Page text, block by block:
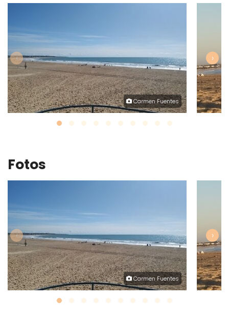
Carmen Fuentes
‹ ›
Fotos
Carmen Fuentes
‹ ›